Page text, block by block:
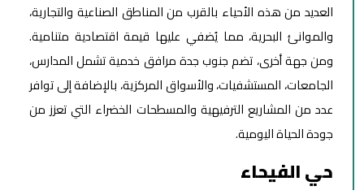
العديد من هذه الأحياء بالقرب من المناطق الصناعية والتجارية،
والموانئ البحرية، مما يُضفي عليها قيمة اقتصادية متنامية.
ومن جهة أخرى، تضم جنوب جدة مرافق خدمية تشمل المدارس،
الجامعات، المستشفيات، والأسواق المركزية، بالإضافة إلى توافر
عدد من المشاريع الترفيهية والمسطحات الخضراء التي تعزز من
جودة الحياة اليومية.
حي الفيحاء